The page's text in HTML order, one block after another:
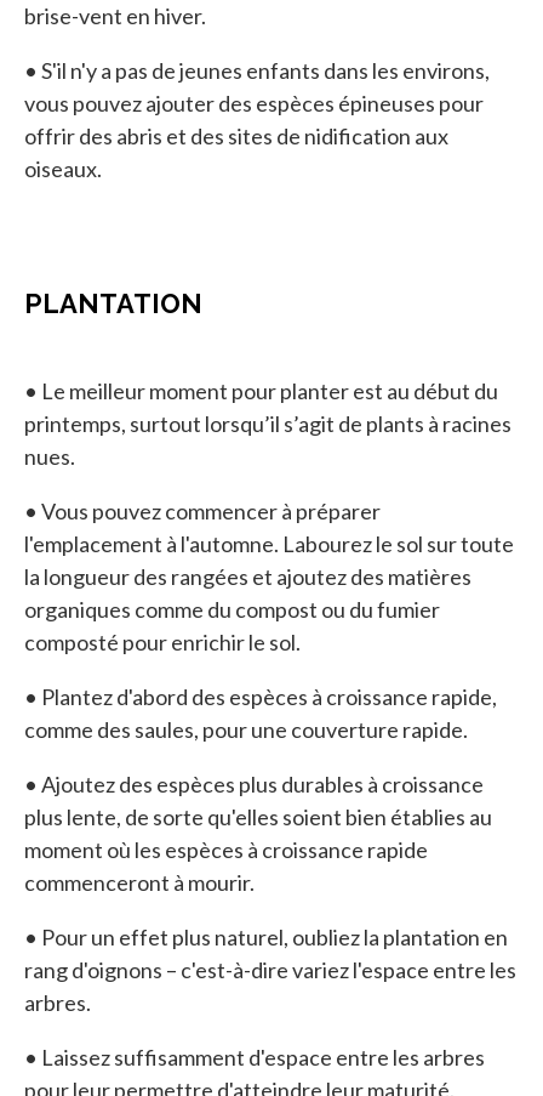
brise-vent en hiver.
• S'il n'y a pas de jeunes enfants dans les environs,
vous pouvez ajouter des espèces épineuses pour
offrir des abris et des sites de nidification aux
oiseaux.
PLANTATION
• Le meilleur moment pour planter est au début du
printemps, surtout lorsqu’il s’agit de plants à racines
nues.
• Vous pouvez commencer à préparer
l'emplacement à l'automne. Labourez le sol sur toute
la longueur des rangées et ajoutez des matières
organiques comme du compost ou du fumier
composté pour enrichir le sol.
• Plantez d'abord des espèces à croissance rapide,
comme des saules, pour une couverture rapide.
• Ajoutez des espèces plus durables à croissance
plus lente, de sorte qu'elles soient bien établies au
moment où les espèces à croissance rapide
commenceront à mourir.
• Pour un effet plus naturel, oubliez la plantation en
rang d'oignons – c'est-à-dire variez l'espace entre les
arbres.
• Laissez suffisamment d'espace entre les arbres
pour leur permettre d'atteindre leur maturité.